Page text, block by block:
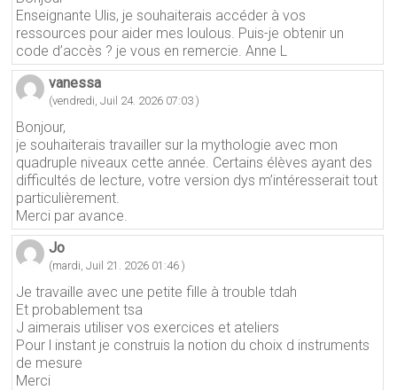
Enseignante Ulis, je souhaiterais accéder à vos
ressources pour aider mes loulous. Puis-je obtenir un
code d’accès ? je vous en remercie. Anne L
vanessa
(vendredi, Juil 24. 2026 07:03 )
Bonjour,
je souhaiterais travailler sur la mythologie avec mon
quadruple niveaux cette année. Certains élèves ayant des
difficultés de lecture, votre version dys m’intéresserait tout
particulièrement.
Merci par avance.
Jo
(mardi, Juil 21. 2026 01:46 )
Je travaille avec une petite fille à trouble tdah
Et probablement tsa
J aimerais utiliser vos exercices et ateliers
Pour l instant je construis la notion du choix d instruments
de mesure
Merci